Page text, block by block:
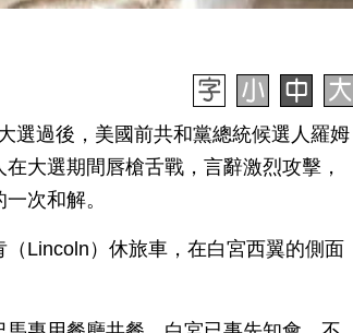
選過後，美國前共和黨總統候選人羅姆
大選期間唇槍舌戰，言辭激烈攻擊，
次和解。
Lincoln）休旅車，在白宮西翼的側面